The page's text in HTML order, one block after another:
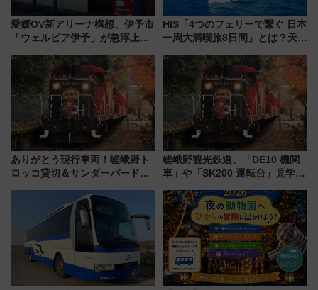
愛媛OV新アリーナ構想、伊予市
「ウェルピア伊予」が急浮上！
で探る鉄道アクセスの未来
HIS「4つのフェリーで繋ぐ 日本
一周大満喫旅8日間」とは？天橋
の絶景＆限定グルメを網羅！煩
雑な手続きも不要でお手軽に楽
しめるプランが登場
ありがとう現行車両！嵯峨野ト
ロッコ貸切＆サンダーバードレ
斉藤雪乃＆福原トシヒロと行
く！9月13日「京都の鉄道満喫
ツアー」開催
嵯峨野観光鉄道、「DE10 機関
車」や「SK200 運転台」見学ツ
トの一環で激レア体験できちゃ
うかも 参加方法やスケジュール
をご紹介